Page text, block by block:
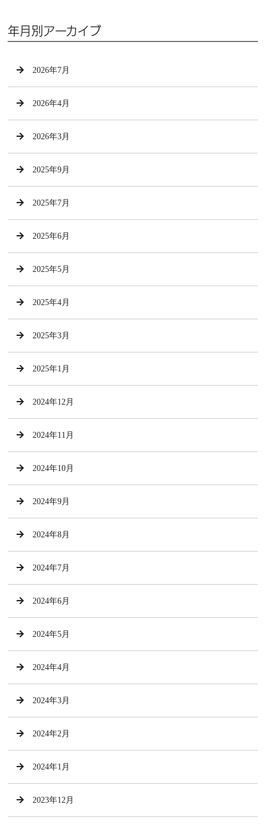
年月別アーカイブ
2026年7月
2026年4月
2026年3月
2025年9月
2025年7月
2025年6月
2025年5月
2025年4月
2025年3月
2025年1月
2024年12月
2024年11月
2024年10月
2024年9月
2024年8月
2024年7月
2024年6月
2024年5月
2024年4月
2024年3月
2024年2月
2024年1月
2023年12月